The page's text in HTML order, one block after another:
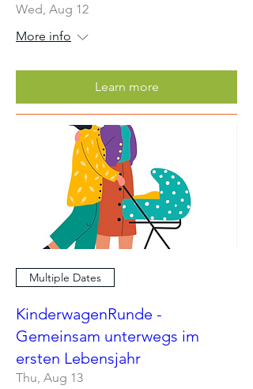
Wed, Aug 12
More info
Learn more
Multiple Dates
KinderwagenRunde -
Gemeinsam unterwegs im
ersten Lebensjahr
Thu, Aug 13